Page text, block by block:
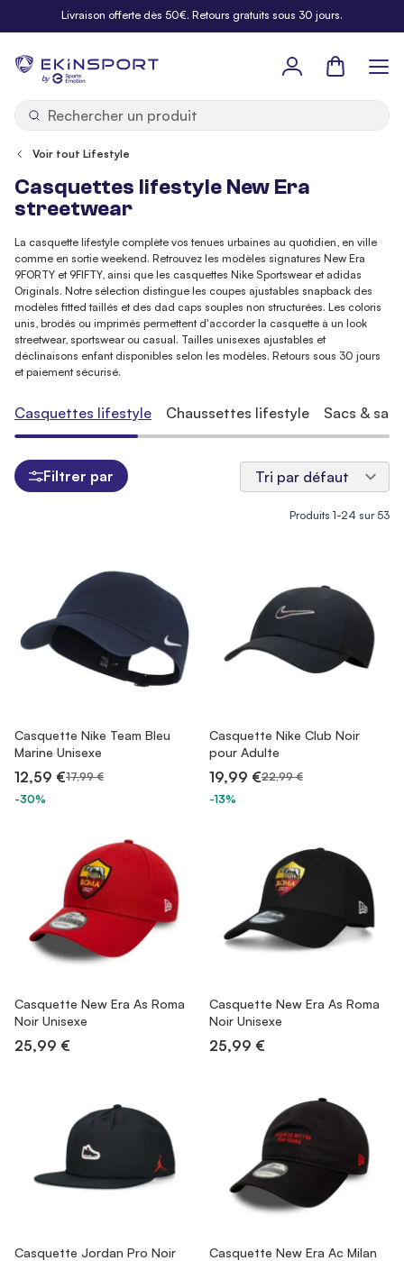
Allez au contenuLivraison offerte dès 50€. Retours gratuits sous 30 jours.
by
Panier
Voir tout Lifestyle
Casquettes lifestyle New Era
streetwear
La casquette lifestyle complète vos tenues urbaines au quotidien, en ville
comme en sortie weekend. Retrouvez les modèles signatures New Era
9FORTY et 9FIFTY, ainsi que les casquettes Nike Sportswear et adidas
Originals. Notre sélection distingue les coupes ajustables snapback des
modèles fitted taillés et des dad caps souples non structurées. Les coloris
unis, brodés ou imprimés permettent d'accorder la casquette à un look
streetwear, sportswear ou casual. Tailles unisexes ajustables et
déclinaisons enfant disponibles selon les modèles. Retours sous 30 jours
et paiement sécurisé.
Produits 1-24 sur 53
Casquette Nike Team Bleu
Marine Unisexe
12,59 €17,99 €
-30%
Casquette Nike Club Noir
pour Adulte
19,99 €22,99 €
-13%
Casquette New Era As Roma
Noir Unisexe
25,99 €
Casquette New Era As Roma
Noir Unisexe
25,99 €
Casquette Jordan Pro Noir
Casquette New Era Ac Milan
Casquettes lifestyle Chaussettes lifestyle Sacs &
Filtrer par